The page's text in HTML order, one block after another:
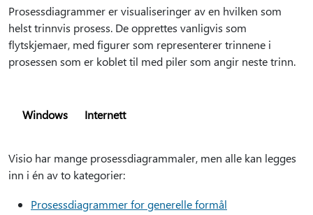
Prosessdiagrammer er visualiseringer av en hvilken som
helst trinnvis prosess. De opprettes vanligvis som
flytskjemaer, med figurer som representerer trinnene i
prosessen som er koblet til med piler som angir neste trinn.
Windows Internett
Visio har mange prosessdiagrammaler, men alle kan legges
inn i én av to kategorier:
Prosessdiagrammer for generelle formål